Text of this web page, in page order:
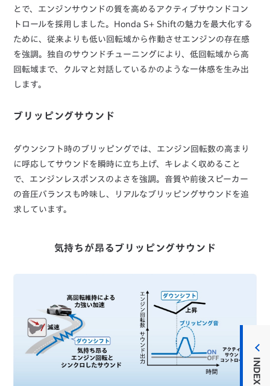
とで、エンジンサウンドの質を高めるアクティブサウンドコン
トロールを採用しました。Honda S+ Shiftの魅力を最大化する
ために、従来よりも低い回転域から作動させエンジンの存在感
を強調。独自のサウンドチューニングにより、低回転域から高
回転域まで、クルマと対話しているかのような一体感を生み出
します。
ブリッピングサウンド
ダウンシフト時のブリッピングでは、エンジン回転数の高まり
に呼応してサウンドを瞬時に立ち上げ、キレよく収めること
で、エンジンレスポンスのよさを強調。音質や前後スピーカー
の音圧バランスも吟味し、リアルなブリッピングサウンドを追
求しています。
気持ちが昂るブリッピングサウンド
INDEX